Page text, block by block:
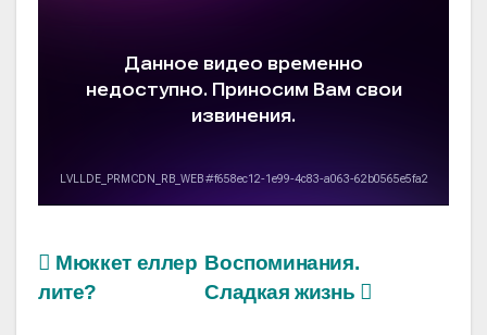
Воспоминания.
Сладкая жизнь
Мюккет еллер
лите?